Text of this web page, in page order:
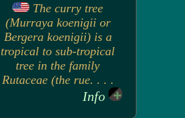
The curry tree
(Murraya koenigii or
Bergera koenigii) is a
tropical to sub-tropical
tree in the family
Rutaceae (the rue. . . .
Info